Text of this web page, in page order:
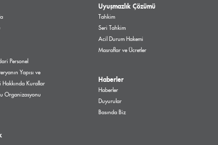
Personel
Yapısı ve
Hakkında Kurallar
Organizasyonu
Uyuşmazlık Çözümü
Tahkim
Seri Tahkim
Acil Durum Hakemi
Masraflar ve Ücretler
Haberler
Haberler
Duyurular
Basında Biz